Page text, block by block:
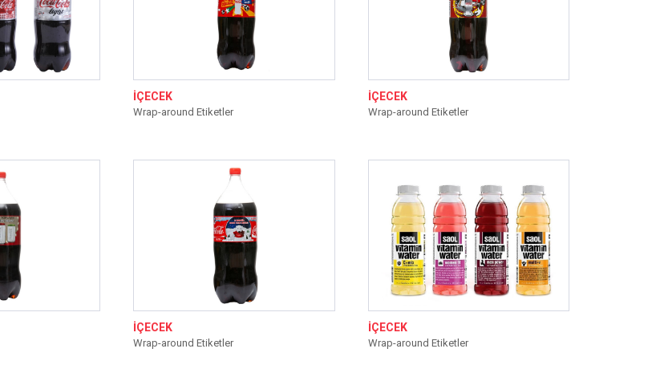
İÇECEK
Wrap-around Etiketler
İÇECEK
Wrap-around Etiketler
İÇECEK
Wrap-around Etiketler
İÇECEK
Wrap-around Etiketler